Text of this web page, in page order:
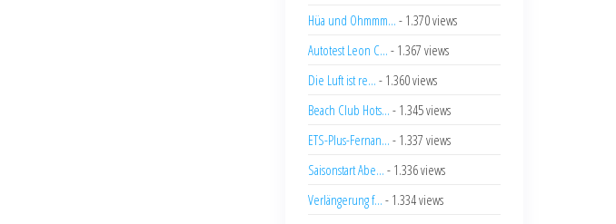
Hüa und Ohmmm... - 1.370 views
Autotest Leon C... - 1.367 views
Die Luft ist re... - 1.360 views
Beach Club Hots... - 1.345 views
ETS-Plus-Fernan... - 1.337 views
Saisonstart Abe... - 1.336 views
Verlängerung f... - 1.334 views